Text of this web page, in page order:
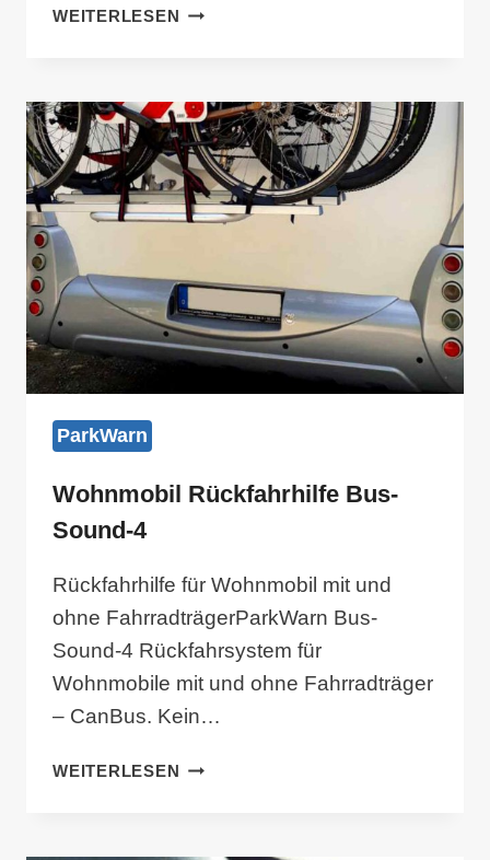
WEITERLESEN KONTAKTE
ParkWarn
Wohnmobil Rückfahrhilfe Bus-
Sound-4
Rückfahrhilfe für Wohnmobil mit und
ohne FahrradträgerParkWarn Bus-
Sound-4 Rückfahrsystem für
Wohnmobile mit und ohne Fahrradträger
– CanBus. Kein…
WEITERLESEN WOHNMOBIL